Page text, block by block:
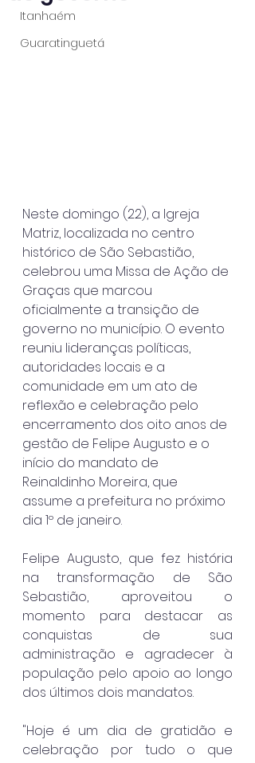
Itanhaém
Guaratinguetá
Neste domingo (22), a Igreja
Matriz, localizada no centro
histórico de São Sebastião,
celebrou uma Missa de Ação de
Graças que marcou
oficialmente a transição de
governo no município. O evento
reuniu lideranças políticas,
autoridades locais e a
comunidade em um ato de
reflexão e celebração pelo
encerramento dos oito anos de
gestão de Felipe Augusto e o
início do mandato de
Reinaldinho Moreira, que
assume a prefeitura no próximo
dia 1º de janeiro.
Felipe Augusto, que fez história
na transformação de São
Sebastião, aproveitou o
momento para destacar as
conquistas de sua
administração e agradecer à
população pelo apoio ao longo
dos últimos dois mandatos.
"Hoje é um dia de gratidão e
celebração por tudo o que